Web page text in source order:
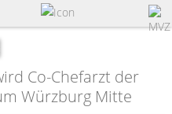
Co-Chefarzt der
Würzburg Mitte